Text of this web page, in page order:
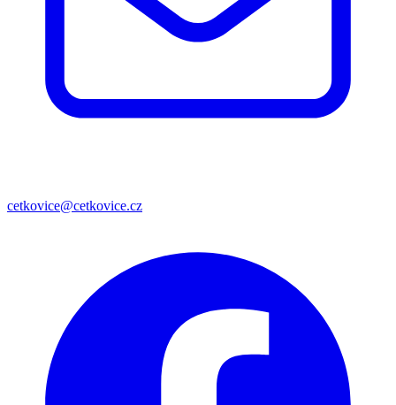
cetkovice@cetkovice.cz